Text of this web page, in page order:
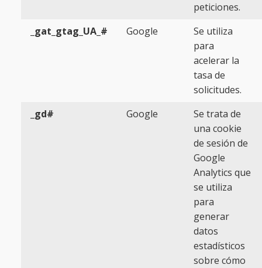
peticiones.
_gat_gtag_UA_#
Google
Se utiliza
para
acelerar la
tasa de
solicitudes.
_gd#
Google
Se trata de
una cookie
de sesión de
Google
Analytics que
se utiliza
para
generar
datos
estadísticos
sobre cómo